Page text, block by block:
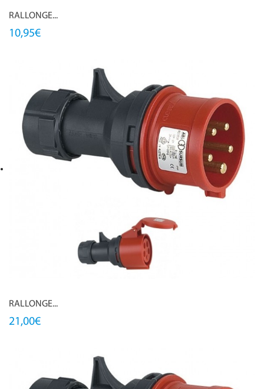
RALLONGE...
10,95€
RALLONGE...
21,00€